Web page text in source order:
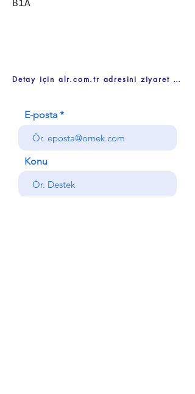
B1A
Detay için alr.com.tr adresini ziyaret ediniz
E-posta
Konu